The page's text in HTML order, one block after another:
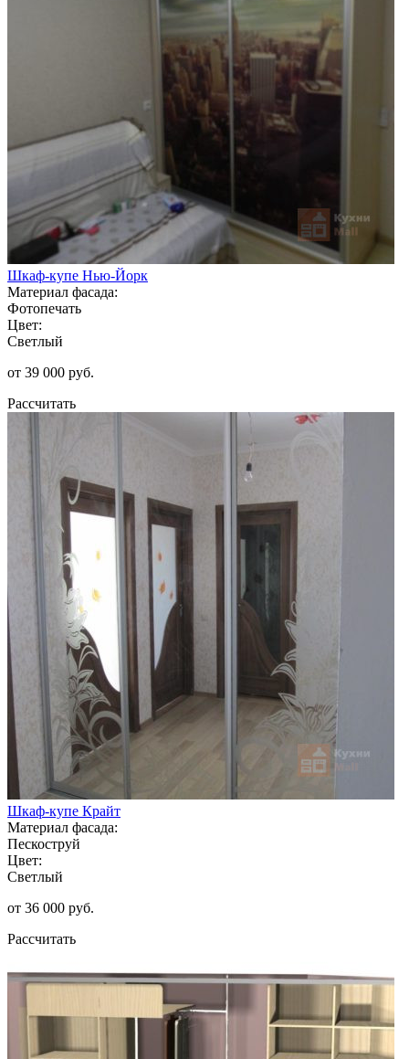
Шкаф-купе Нью-Йорк
Материал фасада:
Фотопечать
Цвет:
Светлый
от 39 000 руб.
Рассчитать
Шкаф-купе Крайт
Материал фасада:
Пескоструй
Цвет:
Светлый
от 36 000 руб.
Рассчитать